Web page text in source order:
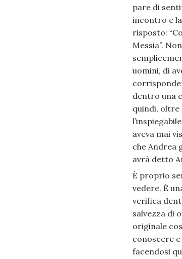
pare di
incontro e
risposto:
Messia”.
uomini, di
dentro una
quindi, oltre
aveva mai
che Andrea
avrà detto
È proprio
vedere. È
verifica
salvezza di
originale
conoscere
facendosi